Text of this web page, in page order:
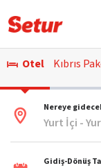
Otel Kıbrıs
Nereye
Yurt İçi -
Gidiş-Dönüş